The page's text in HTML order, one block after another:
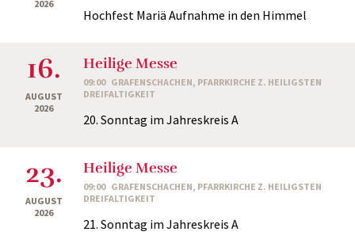
2026
Hochfest Mariä Aufnahme in den Himmel
16.
AUGUST
2026
Heilige Messe
09:00 GRAFENSCHACHEN, PFARRKIRCHE Z. HEILIGSTEN
DREIFALTIGKEIT
20. Sonntag im Jahreskreis A
23.
AUGUST
2026
Heilige Messe
09:00 GRAFENSCHACHEN, PFARRKIRCHE Z. HEILIGSTEN
DREIFALTIGKEIT
21. Sonntag im Jahreskreis A